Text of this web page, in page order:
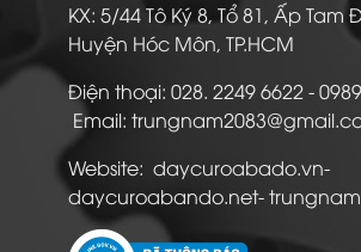
KX: 5/44 Tô Ký 8, Tổ 81, Ấp Tam
Huyện Hóc Môn, TP.HCM
Điện thoại: 028. 2249
Email:
Website: daycuroabado.vn-
daycuroabando.net-